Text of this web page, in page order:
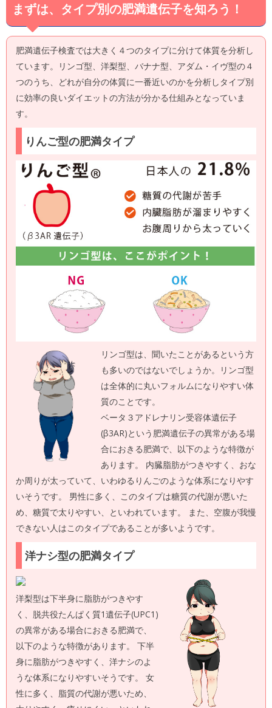
まずは、タイプ別の肥満遺伝子を知ろう！
肥満遺伝子検査では大きく４つのタイプに分けて体質を分析し
ています。リンゴ型、洋梨型、バナナ型、アダム・イヴ型の４
つのうち、どれが自分の体質に一番近いのかを分析しタイプ別
に効率の良いダイエットの方法が分かる仕組みとなっていま
す。
りんご型の肥満タイプ
リンゴ型は、聞いたことがあるという方
も多いのではないでしょうか。リンゴ型
は全体的に丸いフォルムになりやすい体
質のことです。
ベータ３アドレナリン受容体遺伝子
(β3AR)という肥満遺伝子の異常がある場
合におきる肥満で、以下のような特徴が
あります。 内臓脂肪がつきやすく、おな
か周りが太っていて、いわゆるりんごのような体系になりやす
いそうです。 男性に多く、このタイプは糖質の代謝が悪いた
め、糖質で太りやすい、といわれています。 また、空腹が我慢
できない人はこのタイプであることが多いようです。
洋ナシ型の肥満タイプ
洋梨型は下半身に脂肪がつきやす
く、脱共役たんぱく質1遺伝子(UPC1)
の異常がある場合におきる肥満で、
以下のような特徴があります。 下半
身に脂肪がつきやすく、洋ナシのよ
うな体系になりやすいそうです。 女
性に多く、脂質の代謝が悪いため、